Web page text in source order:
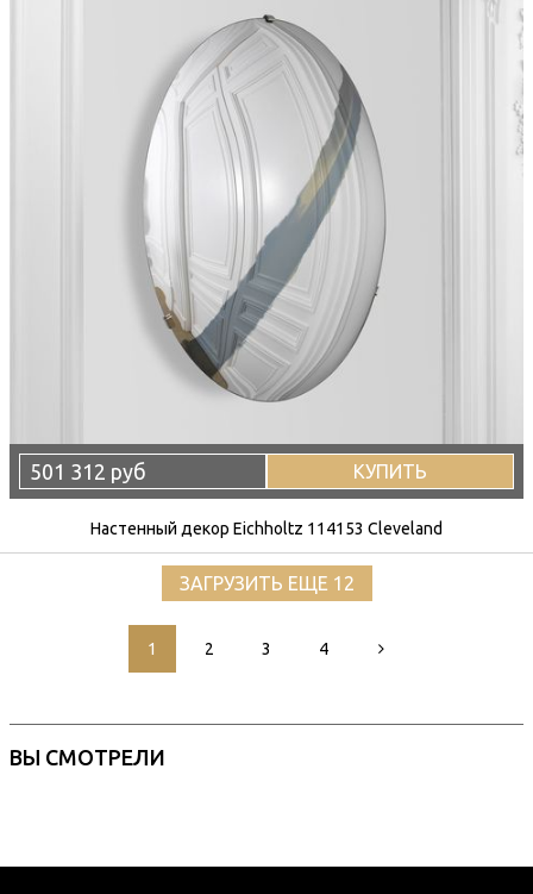
501 312 руб КУПИТЬ
Настенный декор Eichholtz 114153 Cleveland
ЗАГРУЗИТЬ ЕЩЕ 12
1 2 3 4
ВЫ СМОТРЕЛИ